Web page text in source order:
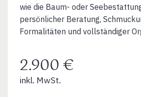
wie die Baum- oder
persönlicher Beratung,
Formalitäten und vollständiger
2.900 €
inkl. MwSt.